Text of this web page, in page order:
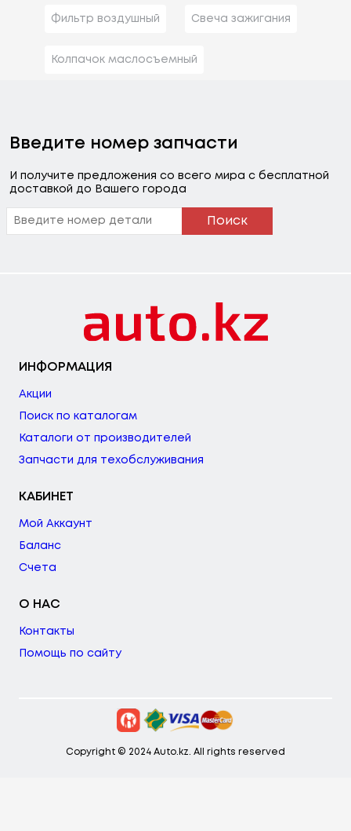
Фильтр воздушный Свеча зажигания
Колпачок маслосъемный
Введите номер запчасти
И получите предложения со всего мира с бесплатной
доставкой до Вашего города
Поиск
ИНФОРМАЦИЯ
Акции
Поиск по каталогам
Каталоги от производителей
Запчасти для техобслуживания
КАБИНЕТ
Мой Аккаунт
Баланс
Счета
О НАС
Контакты
Помощь по сайту
Copyright © 2024 Auto.kz. All rights reserved